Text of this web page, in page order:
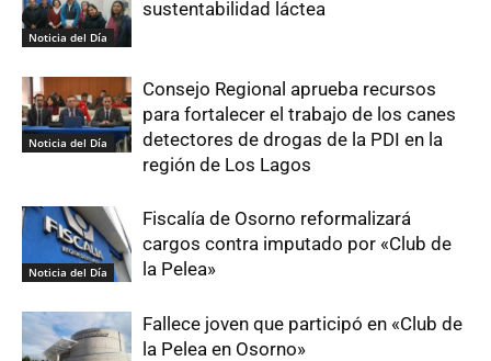
Noticia del Día
sustentabilidad láctea
Noticia del Día
Consejo Regional aprueba recursos
para fortalecer el trabajo de los canes
detectores de drogas de la PDI en la
región de Los Lagos
Noticia del Día
Fiscalía de Osorno reformalizará
cargos contra imputado por «Club de
la Pelea»
Fallece joven que participó en «Club de
la Pelea en Osorno»